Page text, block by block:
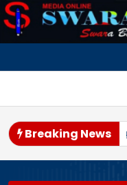
Skip
to
content
Breaking News
Gedung DISPENDA